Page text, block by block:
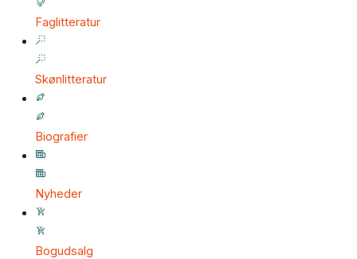
Faglitteratur
Skønlitteratur
Biografier
Nyheder
Bogudsalg